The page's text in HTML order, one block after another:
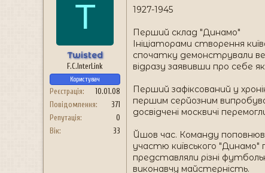
T
Twisted
F.C.InterLink
Користувач
Реєстрація
10.01.08
Повідомлення
371
Репутація
0
Вік
33
1927-1945
Перший склад "Динамо"
Ініціаторами створення
спочатку демонстрували
відразу заявивши про себе
Перший зафіксований у
першим серйозним
досвідчені москвичі
Йшов час. Команду
участю київського "Динамо"
представляли різні
виконавчу майстерність.